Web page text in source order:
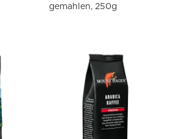
gemahlen, 250g